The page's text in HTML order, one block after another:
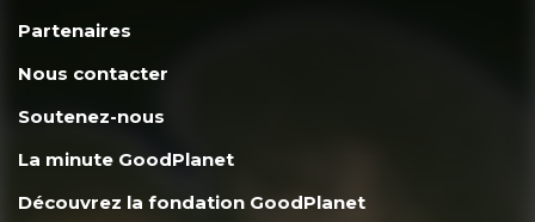
Partenaires
Nous contacter
Soutenez-nous
La minute GoodPlanet
Découvrez la fondation GoodPlanet